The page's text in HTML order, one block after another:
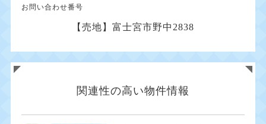
お問い合わせ番号
【売地】富士宮市野中2838
関連性の高い物件情報